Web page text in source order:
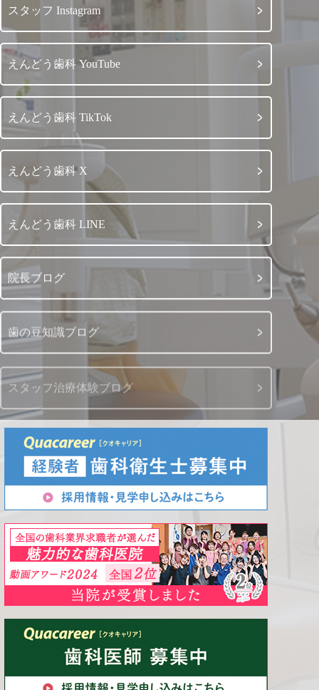
スタッフ Instagram
えんどう歯科 YouTube
えんどう歯科 TikTok
えんどう歯科 X
えんどう歯科 LINE
院長ブログ
歯の豆知識ブログ
スタッフ治療体験ブログ